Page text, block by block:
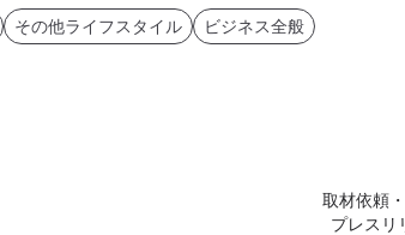
その他ライフスタイル ビジネス全般
取材依頼
プレスリ